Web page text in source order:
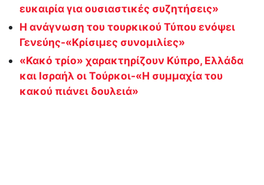
ευκαιρία για ουσιαστικές συζητήσεις»
Η ανάγνωση του τουρκικού Τύπου ενόψει
Γενεύης-«Κρίσιμες συνομιλίες»
«Κακό τρίο» χαρακτηρίζουν Κύπρο, Ελλάδα
και Ισραήλ οι Τούρκοι-«Η συμμαχία του
κακού πιάνει δουλειά»